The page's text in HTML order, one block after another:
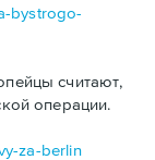
bystrogo-
считают,
операции.
za-berlin